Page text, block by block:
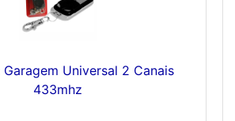
Universal 2 Canais
433mhz